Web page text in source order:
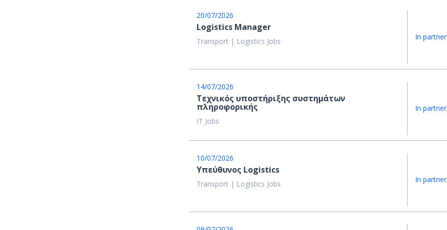
20/07/2026
Logistics Manager
Transport | Logistics Jobs In
14/07/2026
Τεχνικός υποστήριξης συστημάτων
πληροφορικής
IT Jobs
In
10/07/2026
Υπεύθυνος Logistics
Transport | Logistics Jobs In